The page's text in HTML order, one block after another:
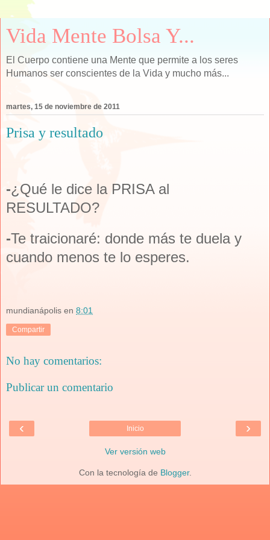
Vida Mente Bolsa Y...
El Cuerpo contiene una Mente que permite a los seres
Humanos ser conscientes de la Vida y mucho más...
martes, 15 de noviembre de 2011
Prisa y resultado
-¿Qué le dice la PRISA al
RESULTADO?
-Te traicionaré: donde más te duela y
cuando menos te lo esperes.
mundianápolis en 8:01
Compartir
No hay comentarios:
Publicar un comentario
‹ ›
Inicio
Ver versión web
Con la tecnología de Blogger.